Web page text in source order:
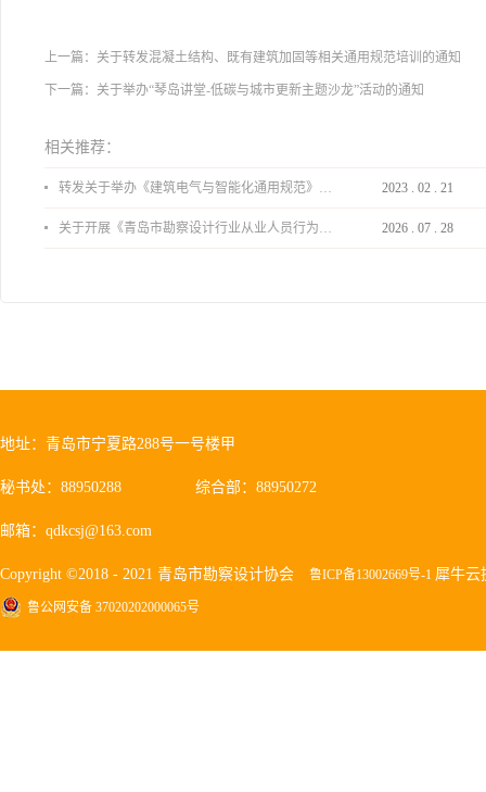
上一篇： 关于转发混凝土结构、既有建筑加固等相关通用规范培训的通知
下一篇： 关于举办“琴岛讲堂-低碳与城市更新主题沙龙”活动的通知
相关推荐：
转发关于举办《建筑电气与智能化通用规范》 GB55024-2022公益宣贯的通知 2023 . 02 . 21
关于开展《青岛市勘察设计行业从业人员行为导则》、《青岛市住宅工程设计审查品质提升指引（2026版）》宣贯活动的通知 2026 . 07 . 28
地址：青岛市宁夏路288号一号楼甲
秘书处：88950288 综合部：88950272
邮箱：qdkcsj@163.com
Copyright ©2018 - 2021 青岛市勘察设计协会 鲁ICP备13002669号-1 犀牛云
鲁公网安备 37020202000065号